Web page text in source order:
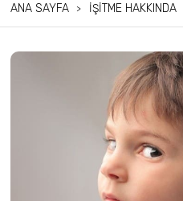
ANA SAYFA İŞITME HAKKINDA